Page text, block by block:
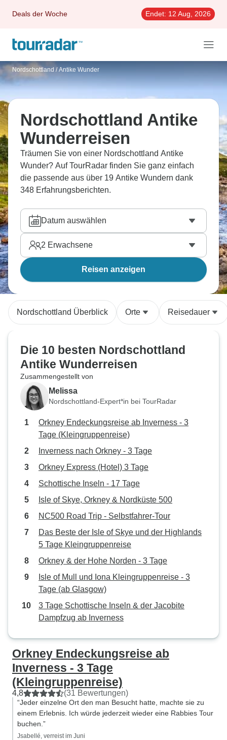
Deals der Woche Endet: 12 Aug, 2026
Nordschottland / Antike Wunder
Nordschottland Antike
Wunderreisen
Träumen Sie von einer Nordschottland Antike
Wunder? Auf TourRadar finden Sie ganz einfach
die passende aus über 19 Antike Wundern dank
348 Erfahrungsberichten.
Datum auswählen
2 Erwachsene
Reisen anzeigen
Nordschottland Überblick Orte Reisedauer
Die 10 besten Nordschottland
Antike Wunderreisen
Zusammengestellt von
Melissa
Nordschottland-Expert*in bei TourRadar
Orkney Endeckungsreise ab Inverness - 3
Tage (Kleingruppenreise)
Inverness nach Orkney - 3 Tage
Orkney Express (Hotel) 3 Tage
Schottische Inseln - 17 Tage
Isle of Skye, Orkney & Nordküste 500
NC500 Road Trip - Selbstfahrer-Tour
Das Beste der Isle of Skye und der Highlands
5 Tage Kleingruppenreise
Orkney & der Hohe Norden - 3 Tage
Isle of Mull und Iona Kleingruppenreise - 3
Tage (ab Glasgow)
3 Tage Schottische Inseln & der Jacobite
Dampfzug ab Inverness
Orkney Endeckungsreise ab
Inverness - 3 Tage
(Kleingruppenreise)
4,8 (31 Bewertungen)
“Jeder einzelne Ort den man Besucht hatte, machte sie zu
einem Erlebnis. Ich würde jederzeit wieder eine Rabbies Tour
buchen.”
Jsabellé, verreist im Juni